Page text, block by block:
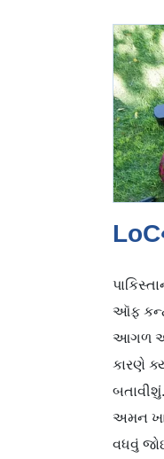
ઑફ
આગળ
કારણે
અમન
વધવું